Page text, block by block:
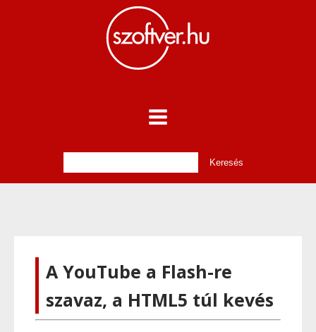
A YouTube a Flash-re
szavaz, a HTML5 túl kevés